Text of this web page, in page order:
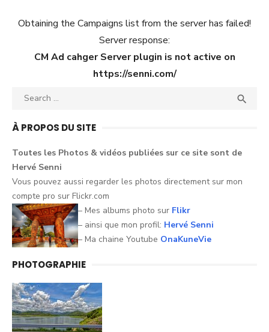
l’article
Obtaining the Campaigns list from the server has failed!
Server response:
CM Ad cahger Server plugin is not active on
https://senni.com/
Search

À PROPOS DU SITE
Toutes les Photos & vidéos publiées sur ce site sont de
Hervé Senni
Vous pouvez aussi regarder les photos directement sur mon
compte pro sur Flickr.com
– Mes albums photo sur Flikr
– ainsi que mon profil: Hervé Senni
– Ma chaine Youtube OnaKuneVie
PHOTOGRAPHIE